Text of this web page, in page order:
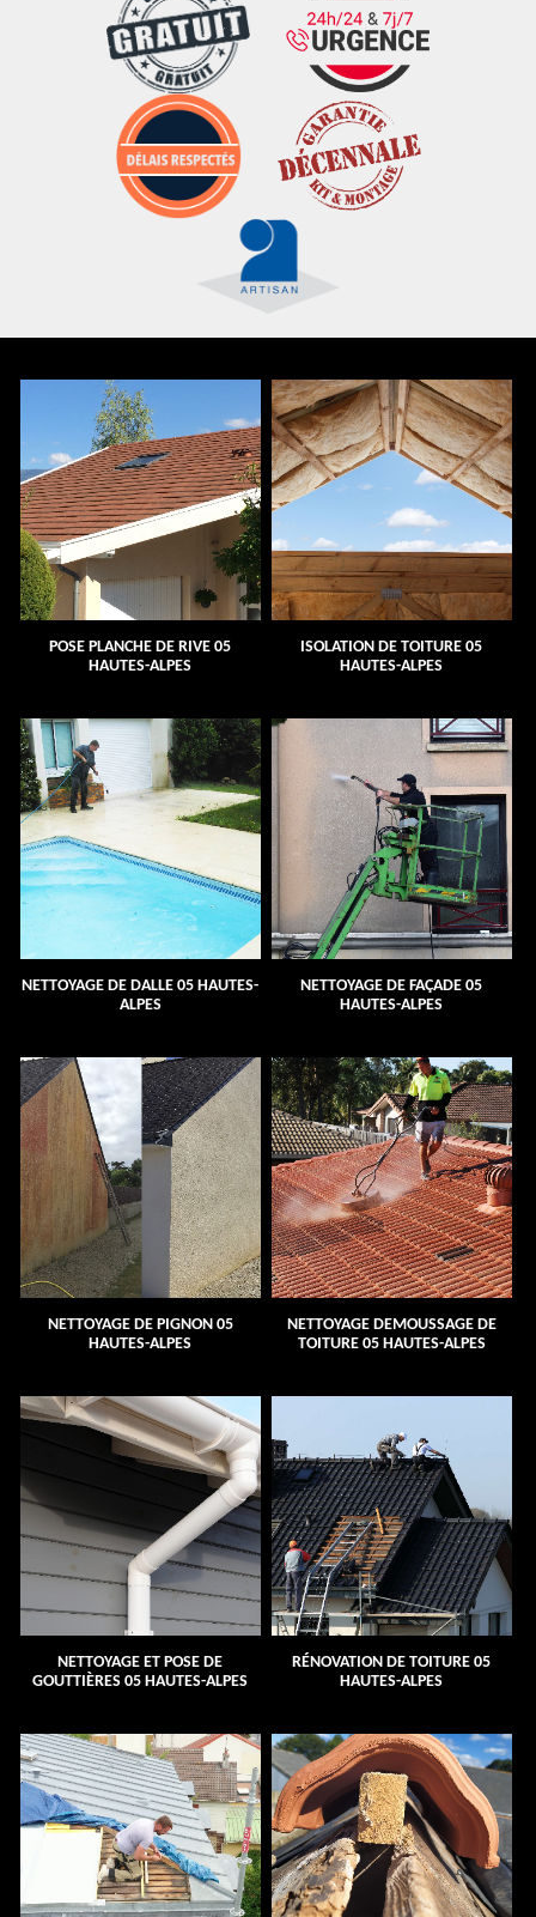
POSE PLANCHE DE RIVE 05
HAUTES-ALPES
ISOLATION DE TOITURE 05
HAUTES-ALPES
NETTOYAGE DE DALLE 05 HAUTES-
ALPES
NETTOYAGE DE FAÇADE 05
HAUTES-ALPES
NETTOYAGE DE PIGNON 05
HAUTES-ALPES
NETTOYAGE DEMOUSSAGE DE
TOITURE 05 HAUTES-ALPES
NETTOYAGE ET POSE DE
GOUTTIÈRES 05 HAUTES-ALPES
RÉNOVATION DE TOITURE 05
HAUTES-ALPES